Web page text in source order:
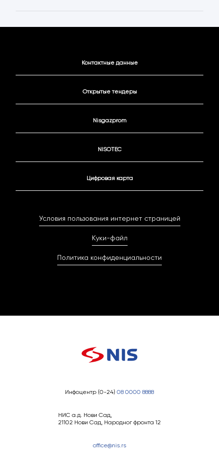
Контактные данные
Открытые тендеры
Nisgazprom
NISOTEC
Цифровая карта
Условия пользования интернет страницей
Куки-файл
Политика конфиденциальности
Инфоцентр (0-24) 08 0000 8888
НИС а.д. Нови Сад,
21102 Нови Сад, Народног фронта 12
office@nis.rs